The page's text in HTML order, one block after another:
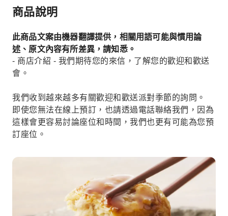
商品說明
此商品文案由機器翻譯提供，相關用語可能與慣用論
述、原文內容有所差異，請知悉。
- 商店介紹 - 我們期待您的來信，了解您的歡迎和歡送
會。
我們收到越來越多有關歡迎和歡送派對季節的詢問。
即使您無法在線上預訂，也請透過電話聯絡我們，因為
這樣會更容易討論座位和時間，我們也更有可能為您預
訂座位。